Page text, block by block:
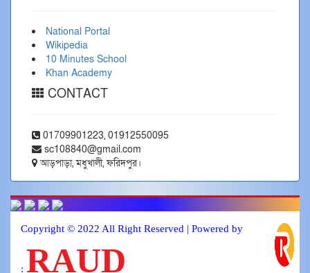
National Portal
Wikipedia
10 Minutes School
Khan Academy
CONTACT
01709901223, 01912550095
sc108840@gmail.com
আড়পাড়া, মধুখালী, ফরিদপুর।
Copyright © 2022 All Right Reserved | Powered by
: RAUD